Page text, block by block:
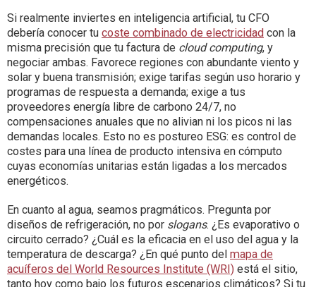
Si realmente inviertes en inteligencia artificial, tu CFO
debería conocer tu coste combinado de electricidad con la
misma precisión que tu factura de cloud computing, y
negociar ambas. Favorece regiones con abundante viento y
solar y buena transmisión; exige tarifas según uso horario y
programas de respuesta a demanda; exige a tus
proveedores energía libre de carbono 24/7, no
compensaciones anuales que no alivian ni los picos ni las
demandas locales. Esto no es postureo ESG: es control de
costes para una línea de producto intensiva en cómputo
cuyas economías unitarias están ligadas a los mercados
energéticos.
En cuanto al agua, seamos pragmáticos. Pregunta por
diseños de refrigeración, no por slogans. ¿Es evaporativo o
circuito cerrado? ¿Cuál es la eficacia en el uso del agua y la
temperatura de descarga? ¿En qué punto del mapa de
acuíferos del World Resources Institute (WRI) está el sitio,
tanto hoy como bajo los futuros escenarios climáticos? Si tu